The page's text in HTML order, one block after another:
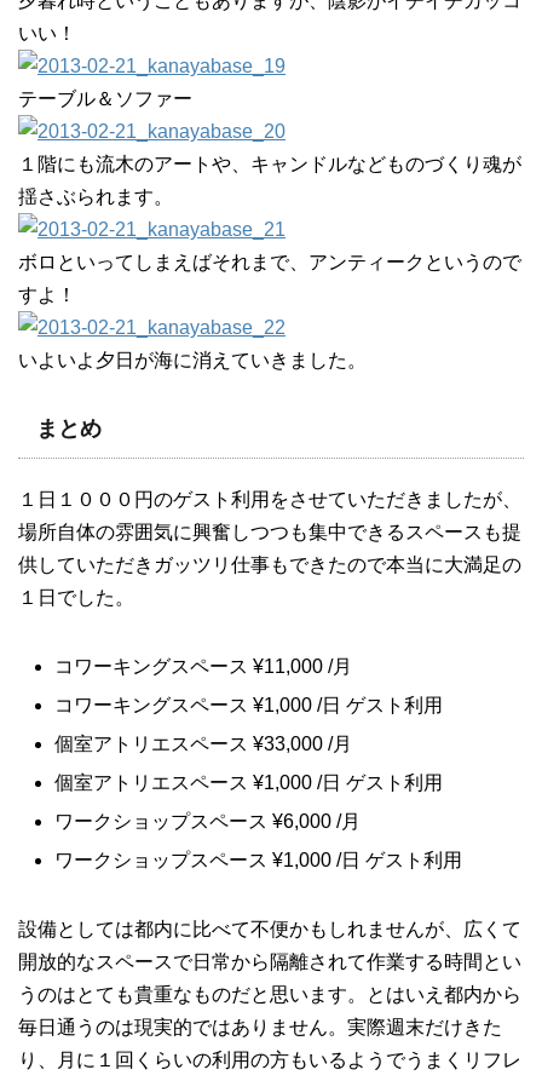
いい！
テーブル＆ソファー
１階にも流木のアートや、キャンドルなどものづくり魂が
揺さぶられます。
ボロといってしまえばそれまで、アンティークというので
すよ！
いよいよ夕日が海に消えていきました。
まとめ
１日１０００円のゲスト利用をさせていただきましたが、
場所自体の雰囲気に興奮しつつも集中できるスペースも提
供していただきガッツリ仕事もできたので本当に大満足の
１日でした。
コワーキングスペース ¥11,000 /月
コワーキングスペース ¥1,000 /日 ゲスト利用
個室アトリエスペース ¥33,000 /月
個室アトリエスペース ¥1,000 /日 ゲスト利用
ワークショップスペース ¥6,000 /月
ワークショップスペース ¥1,000 /日 ゲスト利用
設備としては都内に比べて不便かもしれませんが、広くて
開放的なスペースで日常から隔離されて作業する時間とい
うのはとても貴重なものだと思います。とはいえ都内から
毎日通うのは現実的ではありません。実際週末だけきた
り、月に１回くらいの利用の方もいるようでうまくリフレ